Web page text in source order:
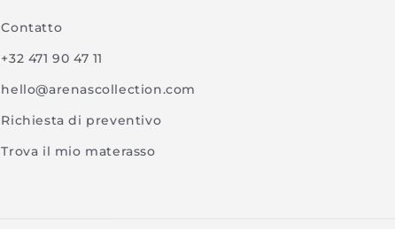
Contatto
+32 471 90 47 11
hello@arenascollection.com
Richiesta di preventivo
Trova il mio materasso